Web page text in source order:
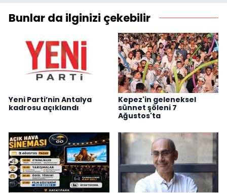
Bunlar da ilginizi çekebilir
Yeni Parti’nin Antalya
kadrosu açıklandı
Kepez'in geleneksel
sünnet şöleni 7
Ağustos'ta